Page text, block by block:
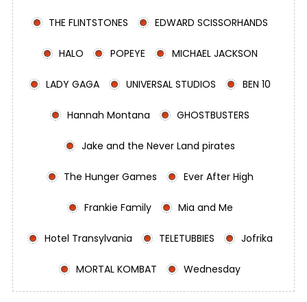
THE FLINTSTONES EDWARD SCISSORHANDS
HALO POPEYE MICHAEL JACKSON
LADY GAGA UNIVERSAL STUDIOS BEN 10
Hannah Montana GHOSTBUSTERS
Jake and the Never Land pirates
The Hunger Games Ever After High
Frankie Family Mia and Me
Hotel Transylvania TELETUBBIES Jofrika
MORTAL KOMBAT Wednesday